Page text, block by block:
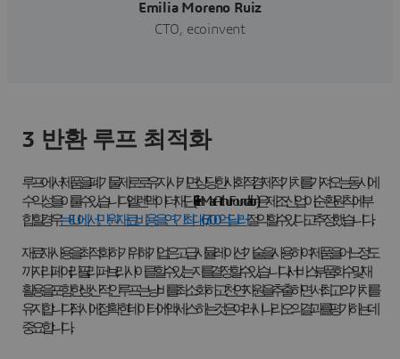
Emilia Moreno Ruiz
CTO, ecoinvent
3 반환 루프 최적화
루프에서 제품을폐기물 제로로 유지시키면 상당한 사회적, 경제적 가치를 가져오는 동시에
수익성을 이룰 수 있습니다. 엘렌 맥아더 재단(Ellen MacArthur Foundation)은 제조 산업이 순환 원칙에 부
합할 경우는 EU에서만 원재료 비용을 연간 최대 6,300억 달러절약할 수 있다고 추정했습니다.
재료 재사용을 최적화하기 위해 기업은 고급 시뮬레이션 기술을 사용하여 제품을 어느 정도
까지 리페어, 리필, 리퍼브, 리사이클할 수 있는지를 결정할 수 있습니다. 서비스, 부품 회수 및 재
활용을 포함한 생산적인 루프는 낭비를 최소화하고 천연 자원을 추출하면서 최고의 가치를
유지합니다. 적시에 정확한 데이터에 액세스하는 것은 여러 시나리오의 결과를 평가하는 데
중요합니다.